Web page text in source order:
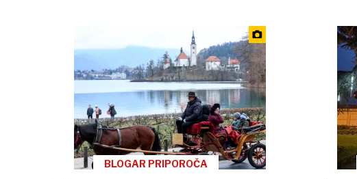
BLOGAR PRIPOROČA